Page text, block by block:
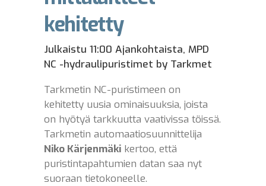
kehitetty
Julkaistu 11:00 Ajankohtaista, MPD
NC -hydraulipuristimet by Tarkmet
Tarkmetin NC-puristimeen on
kehitetty uusia ominaisuuksia, joista
on hyötyä tarkkuutta vaativissa töissä.
Tarkmetin automaatiosuunnittelija
Niko Kärjenmäki kertoo, että
puristintapahtumien datan saa nyt
suoraan tietokoneelle.